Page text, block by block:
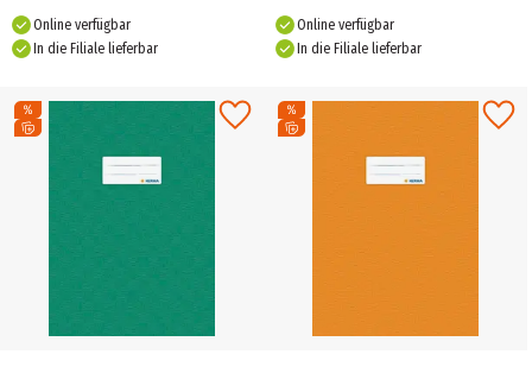
Online verfügbar
In die Filiale lieferbar
Online verfügbar
In die Filiale lieferbar